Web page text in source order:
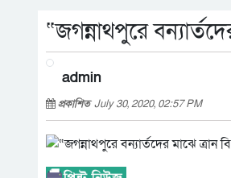
“জগন্নাথপুরে
admin
প্রকাশিতJuly 30, 2020, 02:57 PM